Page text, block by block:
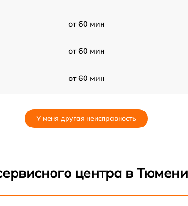
от 60 мин
от 60 мин
от 60 мин
У меня другая неисправность
центра в Тюмени